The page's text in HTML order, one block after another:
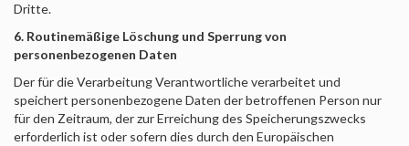
Dritte.
6. Routinemäßige Löschung und Sperrung von
personenbezogenen Daten
Der für die Verarbeitung Verantwortliche verarbeitet und
speichert personenbezogene Daten der betroffenen Person nur
für den Zeitraum, der zur Erreichung des Speicherungszwecks
erforderlich ist oder sofern dies durch den Europäischen